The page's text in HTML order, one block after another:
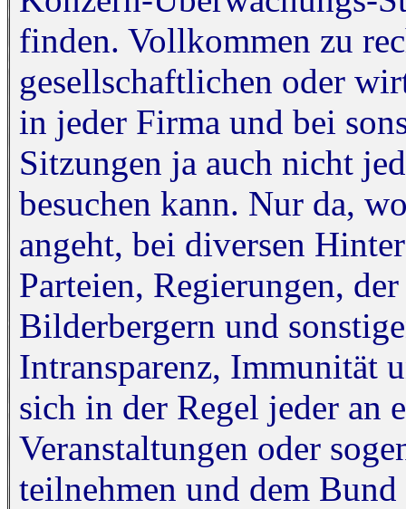
finden. Vollkommen zu
gesellschaftlichen oder
in jeder Firma und bei
Sitzungen ja auch nicht
besuchen kann. Nur da,
angeht, bei diversen
Parteien, Regierungen,
Bilderbergern und
Intransparenz, Immunität
sich in der Regel jeder an
Veranstaltungen oder
teilnehmen und dem